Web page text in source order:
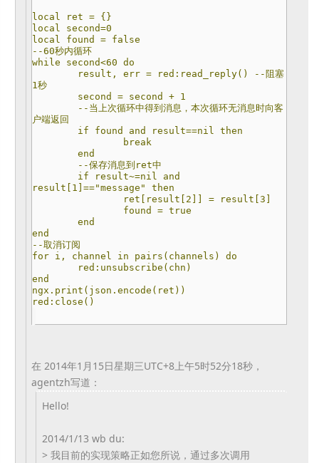
local ret = {}
local second=0
local found = false
--60秒内循环
while second<60 do
result, err = red:read_reply() --阻塞
1秒
second = second + 1
--当上次循环中得到消息，本次循环无消息时向客
户端返回
if found and result==nil then
break
end
--保存消息到ret中
if result~=nil and
result[1]=="message" then
ret[result[2]] = result[3]
found = true
end
end
--取消订阅
for i, channel in pairs(channels) do
red:unsubscribe(chn)
end
ngx.print(json.encode(ret))
red:close()
在 2014年1月15日星期三UTC+8上午5时52分18秒，
agentzh写道：
Hello!
2014/1/13 wb du:
> 我目前的实现策略正如您所说，通过多次调用